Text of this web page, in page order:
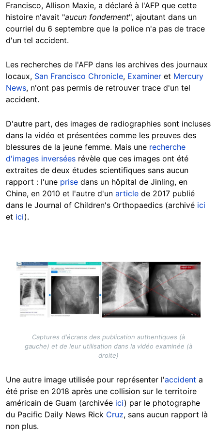
Francisco, Allison Maxie, a déclaré à l'AFP que cette
histoire n'avait "aucun fondement", ajoutant dans un
courriel du 6 septembre que la police n'a pas de trace
d'un tel accident.
Les recherches de l'AFP dans les archives des journaux
locaux, San Francisco Chronicle, Examiner et Mercury
News, n'ont pas permis de retrouver trace d'un tel
accident.
D'autre part, des images de radiographies sont incluses
dans la vidéo et présentées comme les preuves des
blessures de la jeune femme. Mais une recherche
d'images inversées révèle que ces images ont été
extraites de deux études scientifiques sans aucun
rapport : l'une prise dans un hôpital de Jinling, en
Chine, en 2010 et l'autre d'un article de 2017 publié
dans le Journal of Children's Orthopaedics (archivé ici
et ici).
Image
Captures d'écrans des publication authentiques (à
gauche) et de leur utilisation dans la vidéo examinée (à
droite)
Une autre image utilisée pour représenter l'accident a
été prise en 2018 après une collision sur le territoire
américain de Guam (archivée ici) par le photographe
du Pacific Daily News Rick Cruz, sans aucun rapport là
non plus.